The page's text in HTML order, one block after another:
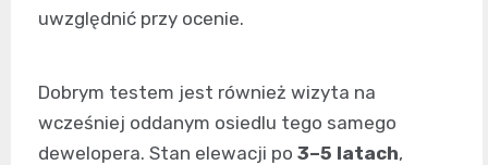
uwzględnić przy ocenie.
Dobrym testem jest również wizyta na
wcześniej oddanym osiedlu tego samego
dewelopera. Stan elewacji po 3–5 latach,